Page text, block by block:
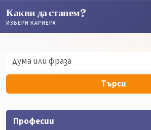
Какви да станем?
ИЗБЕРИ КАРИЕРА
Търси
Професии